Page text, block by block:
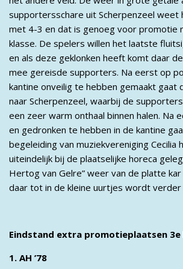
supportersschare uit Scherpenzeel weet
met 4-3 en dat is genoeg voor promotie
klasse. De spelers willen het laatste
en als deze geklonken heeft komt daar
mee gereisde supporters. Na eerst op
kantine onveilig te hebben gemaakt gaat
naar Scherpenzeel, waarbij de
een zeer warm onthaal binnen halen. Na
en gedronken te hebben in de kantine
begeleiding van muziekvereniging Cecilia
uiteindelijk bij de plaatselijke horeca
Hertog van Gelre” weer van de platte
daar tot in de kleine uurtjes wordt
Eindstand extra promotieplaatsen 3e
1. AH ’78